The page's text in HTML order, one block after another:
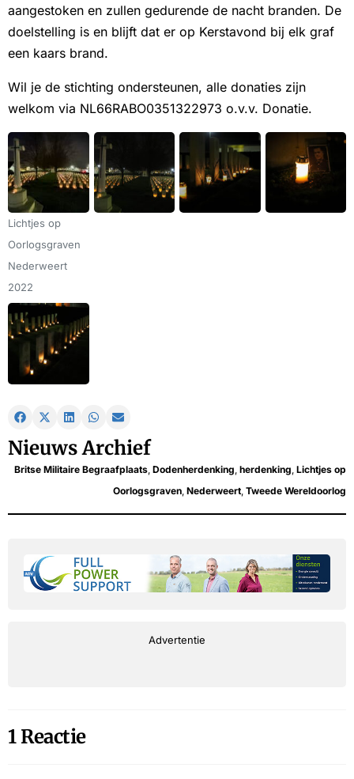
aangestoken en zullen gedurende de nacht branden. De
doelstelling is en blijft dat er op Kerstavond bij elk graf
een kaars brand.
Wil je de stichting ondersteunen, alle donaties zijn
welkom via NL66RABO0351322973 o.v.v. Donatie.
Lichtjes op
Oorlogsgraven
Nederweert
2022
Nieuws Archief
Britse Militaire Begraafplaats Dodenherdenking herdenking Lichtjes op
Oorlogsgraven Nederweert Tweede Wereldoorlog
Advertentie
1 Reactie